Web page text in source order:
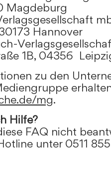
Magdeburg
Hannover
1B, 04356
zu den
mg.
Hilfe?
FAQ nicht
unter 0511